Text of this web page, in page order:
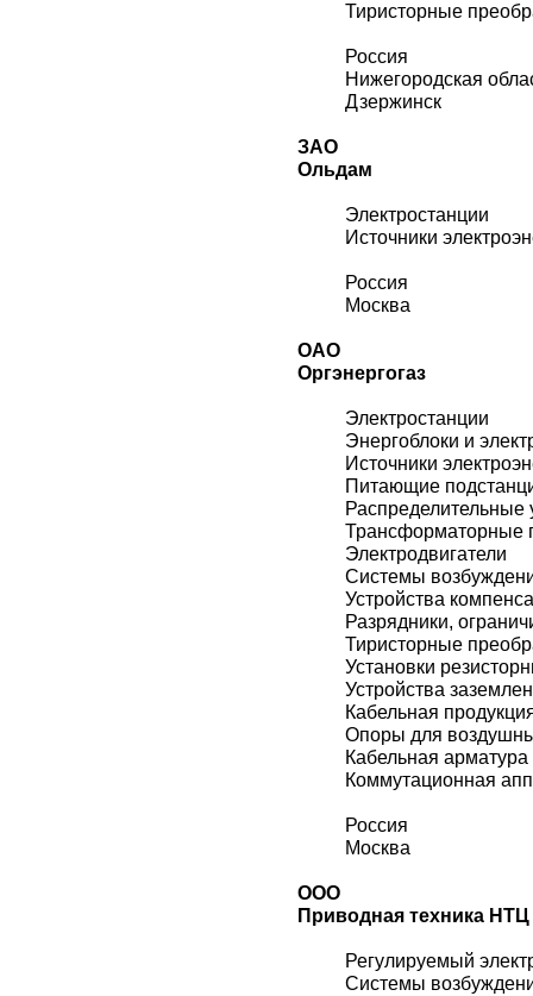
Тиристорные
Россия
Нижегородская
Дзержинск
ЗАО
Ольдам
Электростанции
Источники
Россия
Москва
ОАО
Оргэнергогаз
Электростанции
Энергоблоки и
Источники
Питающие
Распределительные
Трансформаторные
Электродвигатели
Системы
Устройства
Разрядники,
Тиристорные
Установки
Устройства
Кабельная
Опоры для
Кабельная арматура
Коммутационная
Россия
Москва
ООО
Приводная техника НТЦ
Регулируемый
Системы